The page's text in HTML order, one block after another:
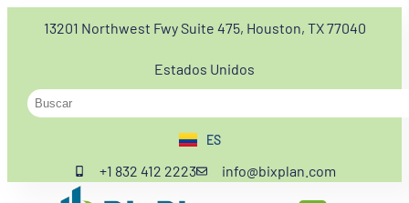
13201 Northwest Fwy Suite 475, Houston, TX 77040
Estados Unidos
ES
EN
+1 832 412 2223 info@bixplan.com